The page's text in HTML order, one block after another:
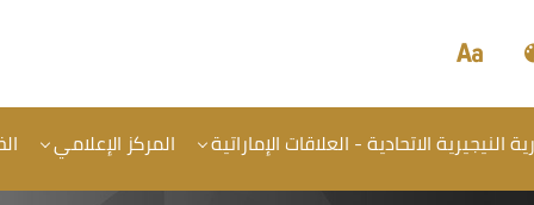
النيجيرية الاتحادية - العلاقات الإماراتية المركز الإعلامي